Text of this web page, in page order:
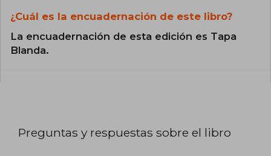
¿Cuál es la encuadernación de este libro?
La encuadernación de esta edición es Tapa
Blanda.
Preguntas y respuestas sobre el libro